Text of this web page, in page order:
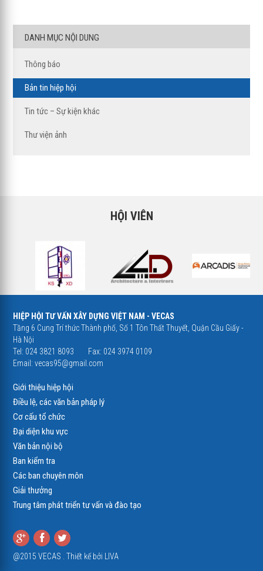
DANH MỤC NỘI DUNG
Thông báo
Bản tin hiệp hội
Tin tức – Sự kiện khác
Thư viện ảnh
HỘI VIÊN
HIỆP HỘI TƯ VẤN XÂY DỰNG VIỆT NAM - VECAS
Tầng 6 Cung Trí thức Thành phố, Số 1 Tôn Thất Thuyết, Quận Cầu Giấy -
Hà Nội
Tel: 024 3821 8093
Fax: 024 3974 0109
Email:vecas95@gmail.com
Giới thiệu hiệp hội
Điều lệ, các văn bản pháp lý
Cơ cấu tổ chức
Đại diện khu vực
Văn bản nội bộ
Ban kiểm tra
Các ban chuyên môn
Giải thưởng
Trung tâm phát triển tư vấn và đào tạo
@2015 VECAS . Thiết kế bởi LIVA